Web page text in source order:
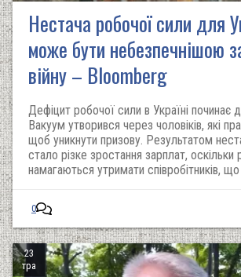
Нестача робочої сили для
може бути небезпечнішою
війну – Bloomberg
Дефіцит робочої сили в Україні починає
Вакуум утворився через чоловіків, які
щоб уникнути призову. Результатом
стало різке зростання зарплат, оскільки
намагаються утримати співробітників,
0
23
тра